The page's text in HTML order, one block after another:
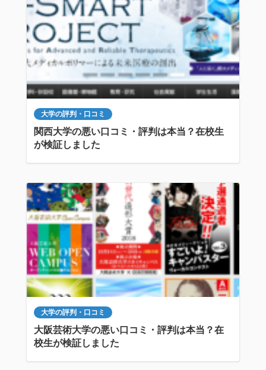
大学の評判・口コミ
関西大学の悪い口コミ・評判は本当？在校生
が検証しました
大学の評判・口コミ
大阪芸術大学の悪い口コミ・評判は本当？在
校生が検証しました